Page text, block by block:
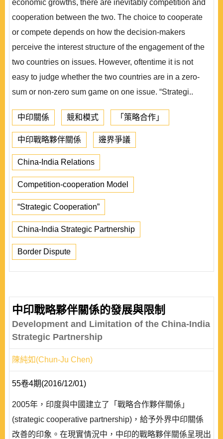
economic growths, there are inevitably competition and
cooperation between the two. The choice to cooperate
or compete depends on how the decision-makers
perceive the interest structure of the engagement of the
two countries on issues. However, oftentime it is not
easy to judge whether the two countries are in a zero-
sum or non-zero sum game on one issue. “Strategi..
中印關係 競和模式 「策略合作」
中印戰略夥伴關係 邊界爭議
China-India Relations
Competition-cooperation Model
“Strategic Cooperation”
China-India Strategic Partnership
Border Dispute
中印戰略夥伴關係的發展與限制
Development and Limitation of the China-India
Strategic Partnership
陳純如(Chun-Ju Chen)
55卷4期(2016/12/01)
2005年，印度與中國建立了「戰略合作夥伴關係」
(strategic cooperative partnership)，給予外界中印關係
改善的印象。在現實情況中，中印的戰略夥伴關係呈現出